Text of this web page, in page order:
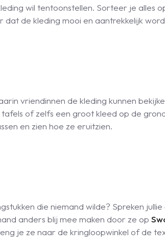
wil tentoonstellen. Sorteer je alles
dat de kleding mooi en aantrekkelijk
vriendinnen de kleding kunnen
of zelfs een groot kleed op de
en zien hoe ze eruitzien.
die niemand wilde? Spreken
anders blij mee maken door ze op
je ze naar de kringloopwinkel of de